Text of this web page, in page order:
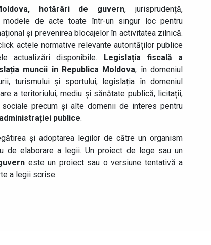
hotărâri de guvern, jurisprudență,
modele de acte toate într-un singur loc pentru
și prevenirea blocajelor în activitatea zilnică.
actele normative relevante autorităților publice
actualizări disponibile. Legislația fiscală a
muncii în Republica Moldova, în domeniul
turismului și sportului, legislația în domeniul
a teritoriului, mediu și sănătate publică, licitații,
sociale precum și alte domenii de interes pentru
publice.
și adoptarea legilor de către un organism
de elaborare a legii. Un proiect de lege sau un
este un proiect sau o versiune tentativă a
a legii scrise.